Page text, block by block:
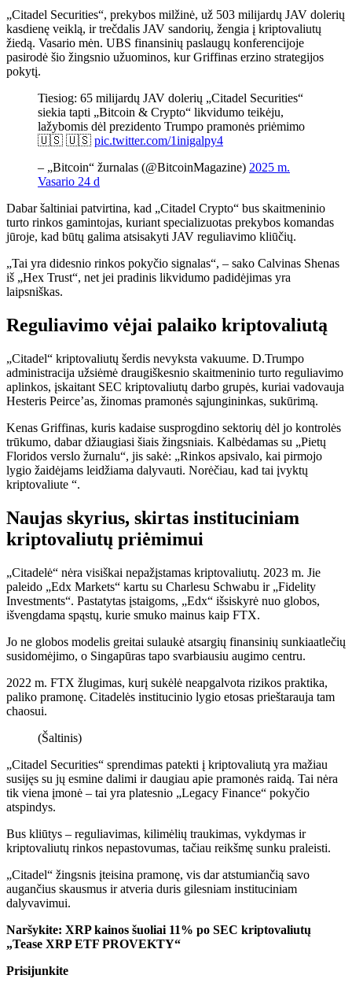
„Citadel Securities“, prekybos milžinė, už 503 milijardų JAV dolerių
kasdienę veiklą, ir trečdalis JAV sandorių, žengia į kriptovaliutų
žiedą. Vasario mėn. UBS finansinių paslaugų konferencijoje
pasirodė šio žingsnio užuominos, kur Griffinas erzino strategijos
pokytį.
Tiesiog: 65 milijardų JAV dolerių „Citadel Securities“
siekia tapti „Bitcoin & Crypto“ likvidumo teikėju,
lažybomis dėl prezidento Trumpo pramonės priėmimo
🇺🇸 🇺🇸 pic.twitter.com/1inigalpy4
– „Bitcoin“ žurnalas (@BitcoinMagazine) 2025 m.
Vasario 24 d
Dabar šaltiniai patvirtina, kad „Citadel Crypto“ bus skaitmeninio
turto rinkos gamintojas, kuriant specializuotas prekybos komandas
jūroje, kad būtų galima atsisakyti JAV reguliavimo kliūčių.
„Tai yra didesnio rinkos pokyčio signalas“, – sako Calvinas Shenas
iš „Hex Trust“, net jei pradinis likvidumo padidėjimas yra
laipsniškas.
Reguliavimo vėjai palaiko kriptovaliutą
„Citadel“ kriptovaliutų šerdis nevyksta vakuume. D.Trumpo
administracija užsiėmė draugiškesnio skaitmeninio turto reguliavimo
aplinkos, įskaitant SEC kriptovaliutų darbo grupės, kuriai vadovauja
Hesteris Peirce’as, žinomas pramonės sąjungininkas, sukūrimą.
Kenas Griffinas, kuris kadaise susprogdino sektorių dėl jo kontrolės
trūkumo, dabar džiaugiasi šiais žingsniais. Kalbėdamas su „Pietų
Floridos verslo žurnalu“, jis sakė: „Rinkos apsivalo, kai pirmojo
lygio žaidėjams leidžiama dalyvauti. Norėčiau, kad tai įvyktų
kriptovaliute “.
Naujas skyrius, skirtas instituciniam
kriptovaliutų priėmimui
„Citadelė“ nėra visiškai nepažįstamas kriptovaliutų. 2023 m. Jie
paleido „Edx Markets“ kartu su Charlesu Schwabu ir „Fidelity
Investments“. Pastatytas įstaigoms, „Edx“ išsiskyrė nuo globos,
išvengdama spąstų, kurie smuko mainus kaip FTX.
Jo ne globos modelis greitai sulaukė atsargių finansinių sunkiaatlečių
susidomėjimo, o Singapūras tapo svarbiausiu augimo centru.
2022 m. FTX žlugimas, kurį sukėlė neapgalvota rizikos praktika,
paliko pramonę. Citadelės institucinio lygio etosas prieštarauja tam
chaosui.
(Šaltinis)
„Citadel Securities“ sprendimas patekti į kriptovaliutą yra mažiau
susijęs su jų esmine dalimi ir daugiau apie pramonės raidą. Tai nėra
tik viena įmonė – tai yra platesnio „Legacy Finance“ pokyčio
atspindys.
Bus kliūtys – reguliavimas, kilimėlių traukimas, vykdymas ir
kriptovaliutų rinkos nepastovumas, tačiau reikšmę sunku praleisti.
„Citadel“ žingsnis įteisina pramonę, vis dar atstumiančią savo
augančius skausmus ir atveria duris gilesniam instituciniam
dalyvavimui.
Naršykite: XRP kainos šuoliai 11% po SEC kriptovaliutų
„Tease XRP ETF PROVEKTY“
Prisijunkite